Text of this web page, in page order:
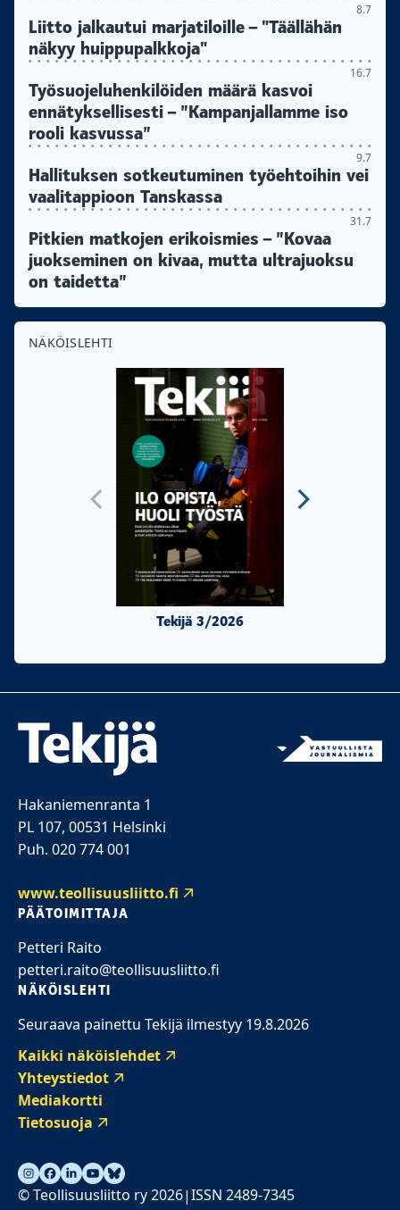
8.7
Liitto jalkautui marjatiloille – "Täällähän
näkyy huippupalkkoja"
16.7
Työsuojeluhenkilöiden määrä kasvoi
ennätyksellisesti – ”Kampanjallamme iso
rooli kasvussa”
9.7
Hallituksen sotkeutuminen työehtoihin vei
vaalitappioon Tanskassa
31.7
Pitkien matkojen erikoismies – ”Kovaa
juokseminen on kivaa, mutta ultrajuoksu
on taidetta”
NÄKÖISLEHTI
Tekijä 3/2026
Hakaniemenranta 1
PL 107, 00531 Helsinki
Puh. 020 774 001
www.teollisuusliitto.fi
PÄÄTOIMITTAJA
Petteri Raito
petteri.raito@teollisuusliitto.fi
NÄKÖISLEHTI
Seuraava painettu Tekijä ilmestyy 19.8.2026
Kaikki näköislehdet
Yhteystiedot
Mediakortti
Tietosuoja
© Teollisuusliitto ry 2026|ISSN 2489-7345